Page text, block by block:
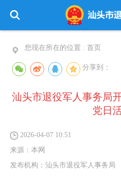
您现在所在的位置 : 首页
分享到：
汕头市退役军人事务局
党日
2026-04-07 10:51
来源： 本网
发布机构： 汕头市退役军人事务局